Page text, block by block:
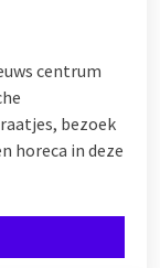
centrum
bezoek
horeca in deze